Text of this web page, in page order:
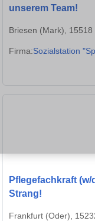
unserem Team!
Briesen (Mark), 15518
Firma:Sozialstation
Pflegefachkraft (w/
Strang!
Frankfurt (Oder),